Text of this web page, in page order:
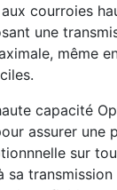
courroies
une
même
capacité
assurer une
sur
sa transmission